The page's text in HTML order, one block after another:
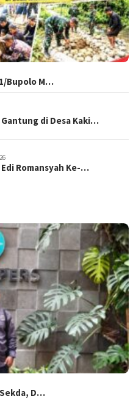
Bupolo M…
di Desa Kaki…
Edi Romansyah Ke-…
D…